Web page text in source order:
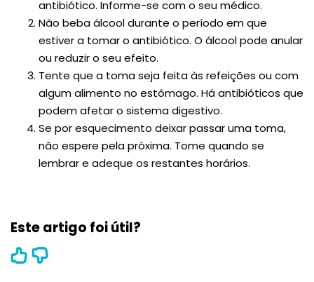
antibiótico. Informe-se com o seu médico.
Não beba álcool durante o período em que
estiver a tomar o antibiótico. O álcool pode anular
ou reduzir o seu efeito.
Tente que a toma seja feita às refeições ou com
algum alimento no estômago. Há antibióticos que
podem afetar o sistema digestivo.
Se por esquecimento deixar passar uma toma,
não espere pela próxima. Tome quando se
lembrar e adeque os restantes horários.
Este artigo foi útil?